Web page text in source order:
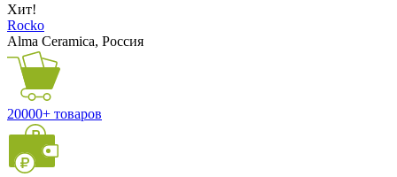
Хит!
Rocko
Alma Ceramica, Россия
20000+ товаров